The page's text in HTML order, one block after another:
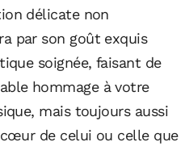
délicate non
par son goût exquis
soignée, faisant de
hommage à votre
mais toujours aussi
de celui ou celle que